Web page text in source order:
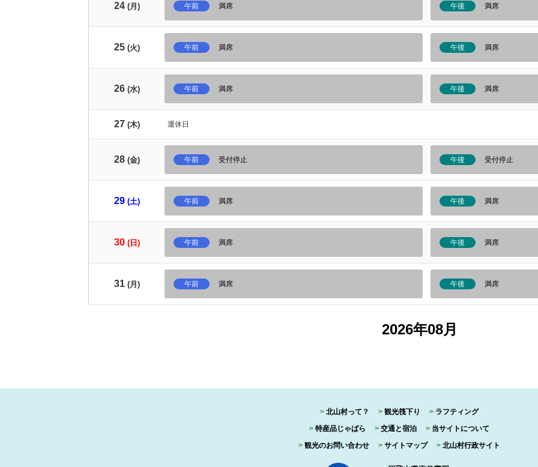
24 (月) 午前 満席 午後 満席
25 (火) 午前 満席 午後 満席
26 (水) 午前 満席 午後 満席
27 (木) 運休日
28 (金) 午前 受付停止 午後 受付停止
29 (土) 午前 満席 午後 満席
30 (日) 午前 満席 午後 満席
31 (月) 午前 満席 午後 満席
2026年08月
北山村って？ 観光筏下り
ラフティング
特産品じゃばら
交通と宿泊
当サイトについて
観光のお問い合わせ
サイトマップ 北山村行政サイト